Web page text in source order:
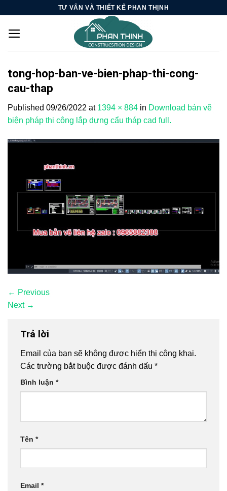
content
TƯ VẤN VÀ THIẾT KẾ PHAN THỊNH
tong-hop-ban-ve-bien-phap-thi-cong-
cau-thap
Published 09/26/2022 at 1394 × 884 in Download bản vẽ
biện pháp thi công lắp dựng cẩu tháp cad full.
← Previous
Next →
Trả lời
Email của bạn sẽ không được hiển thị công khai.
Các trường bắt buộc được đánh dấu *
Bình luận *
Tên *
Email *